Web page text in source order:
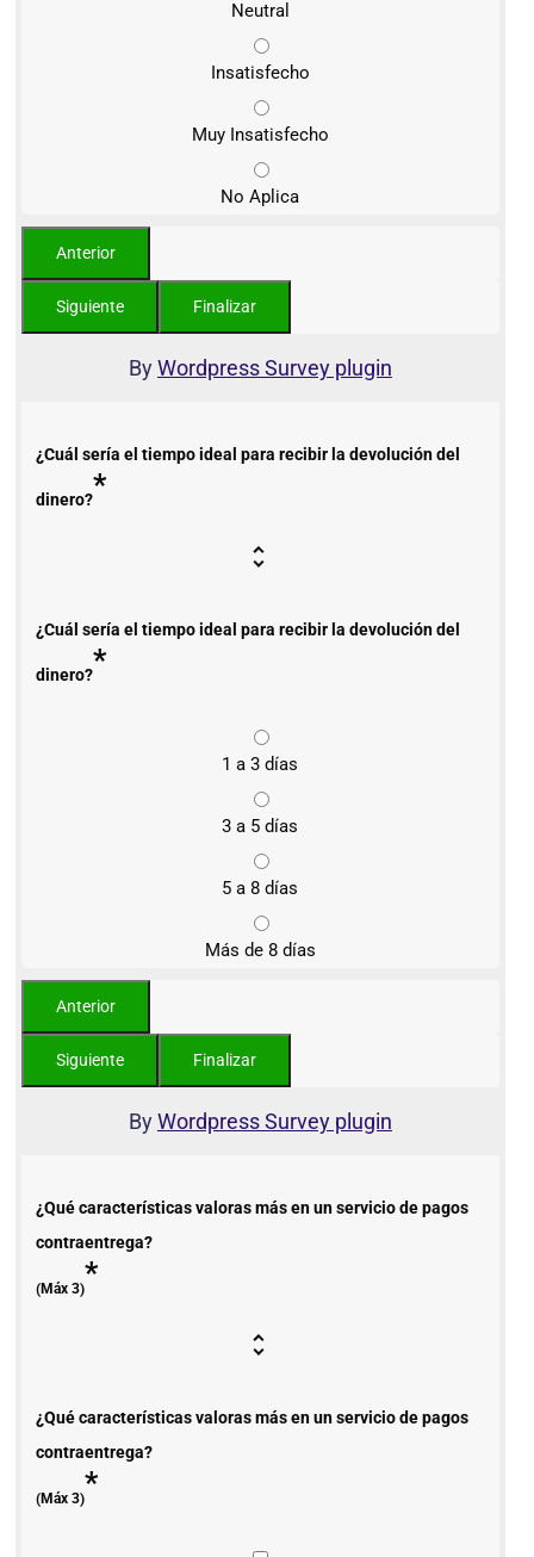
Neutral
Insatisfecho
Muy Insatisfecho
No Aplica
ByWordpress Survey plugin
¿Cuál sería el tiempo ideal para recibir la devolución del
dinero?*
¿Cuál sería el tiempo ideal para recibir la devolución del
dinero?*
1 a 3 días
3 a 5 días
5 a 8 días
Más de 8 días
ByWordpress Survey plugin
¿Qué características valoras más en un servicio de pagos
contraentrega?
(Máx 3)*
¿Qué características valoras más en un servicio de pagos
contraentrega?
(Máx 3)*